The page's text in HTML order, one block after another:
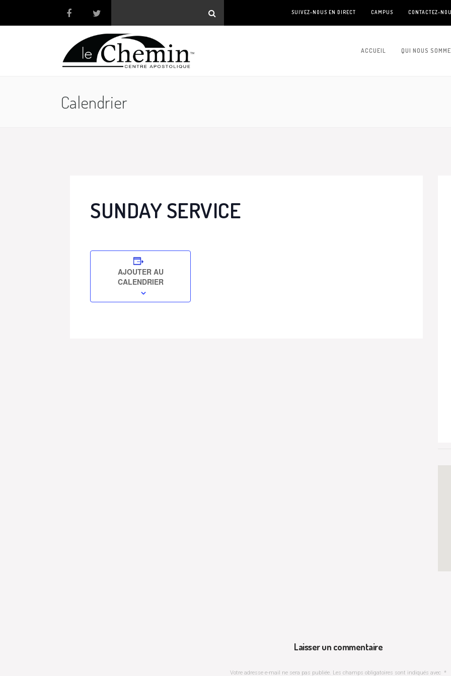
SUIVEZ-NOUS EN DIRECT CAMPUS CONTACTEZ-
ACCUEIL QUI NOUS
Calendrier
SUNDAY SERVICE
AJOUTER AU
CALENDRIER
Laisser un commentaire
Votre adresse e-mail ne sera pas publiée. Les champs obligatoires sont indiqués avec *